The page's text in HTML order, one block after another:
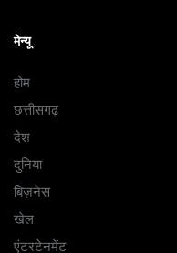
मेन्यू
होम
छत्तीसगढ़
देश
दुनिया
बिज़नेस
खेल
एंटरटेनमेंट